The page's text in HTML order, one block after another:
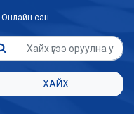
Онлайн сан
ХАЙХ